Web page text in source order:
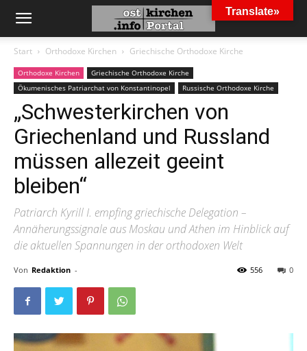
Start Orthodoxe Kirchen Griechische Orthodoxe Kirche
Orthodoxe Kirchen
Griechische Orthodoxe Kirche
Ökumenisches Patriarchat von Konstantinopel
Russische Orthodoxe Kirche
„Schwesterkirchen von
Griechenland und Russland
müssen allezeit geeint
bleiben“
Patriarch Kyrill I. empfing griechische Delegation –
Annäherungssignale aus Moskau und Athen im Hinblick auf
die aktuellen Spannungen in der orthodoxen Welt
Von Redaktion - 0
556
Translate»